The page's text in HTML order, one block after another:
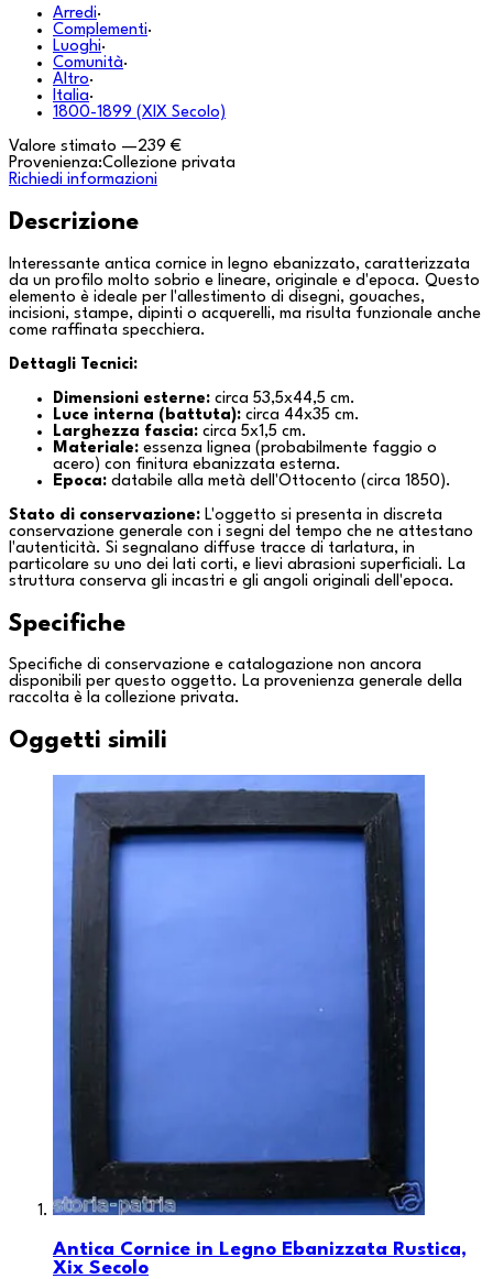
Arredi·
Complementi·
Luoghi·
Comunità·
Altro·
Italia·
1800-1899 (XIX Secolo)
Valore stimato —239 €
Provenienza:Collezione privata
Richiedi informazioni
Descrizione
Interessante antica cornice in legno ebanizzato, caratterizzata
da un profilo molto sobrio e lineare, originale e d'epoca. Questo
elemento è ideale per l'allestimento di disegni, gouaches,
incisioni, stampe, dipinti o acquerelli, ma risulta funzionale anche
come raffinata specchiera.
Dettagli Tecnici:
Dimensioni esterne: circa 53,5x44,5 cm.
Luce interna (battuta): circa 44x35 cm.
Larghezza fascia: circa 5x1,5 cm.
Materiale: essenza lignea (probabilmente faggio o
acero) con finitura ebanizzata esterna.
Epoca: databile alla metà dell'Ottocento (circa 1850).
Stato di conservazione: L'oggetto si presenta in discreta
conservazione generale con i segni del tempo che ne attestano
l'autenticità. Si segnalano diffuse tracce di tarlatura, in
particolare su uno dei lati corti, e lievi abrasioni superficiali. La
struttura conserva gli incastri e gli angoli originali dell'epoca.
Specifiche
Specifiche di conservazione e catalogazione non ancora
disponibili per questo oggetto. La provenienza generale della
raccolta è la collezione privata.
Oggetti simili
Antica Cornice in Legno Ebanizzata Rustica,
Xix Secolo